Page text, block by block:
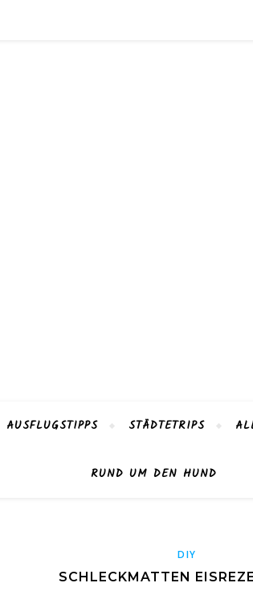
AUSFLUGSTIPPS STÄDTETRIPS
RUND UM DEN HUND
DIY
SCHLECKMATTEN